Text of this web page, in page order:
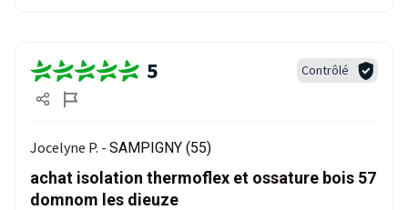
5 Contrôlé
Jocelyne P. - SAMPIGNY (55)
achat isolation thermoflex et ossature bois 57
domnom les dieuze